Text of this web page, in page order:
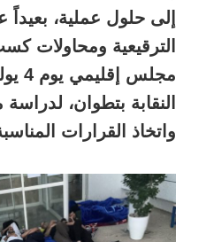
إلى حلول عملية، بعيداً
الترقيعية ومحاولات
النقابة بتطوان،
واتخاذ القرارات